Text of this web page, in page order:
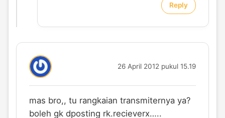
Reply
26 April 2012 pukul 15.19
mas bro,, tu rangkaian transmiternya ya?
boleh gk dposting rk.recieverx…..